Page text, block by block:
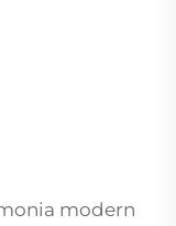
modern